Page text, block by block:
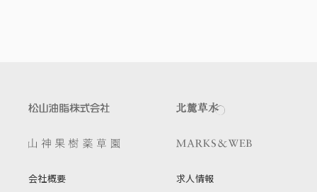
会社概要 求人情報